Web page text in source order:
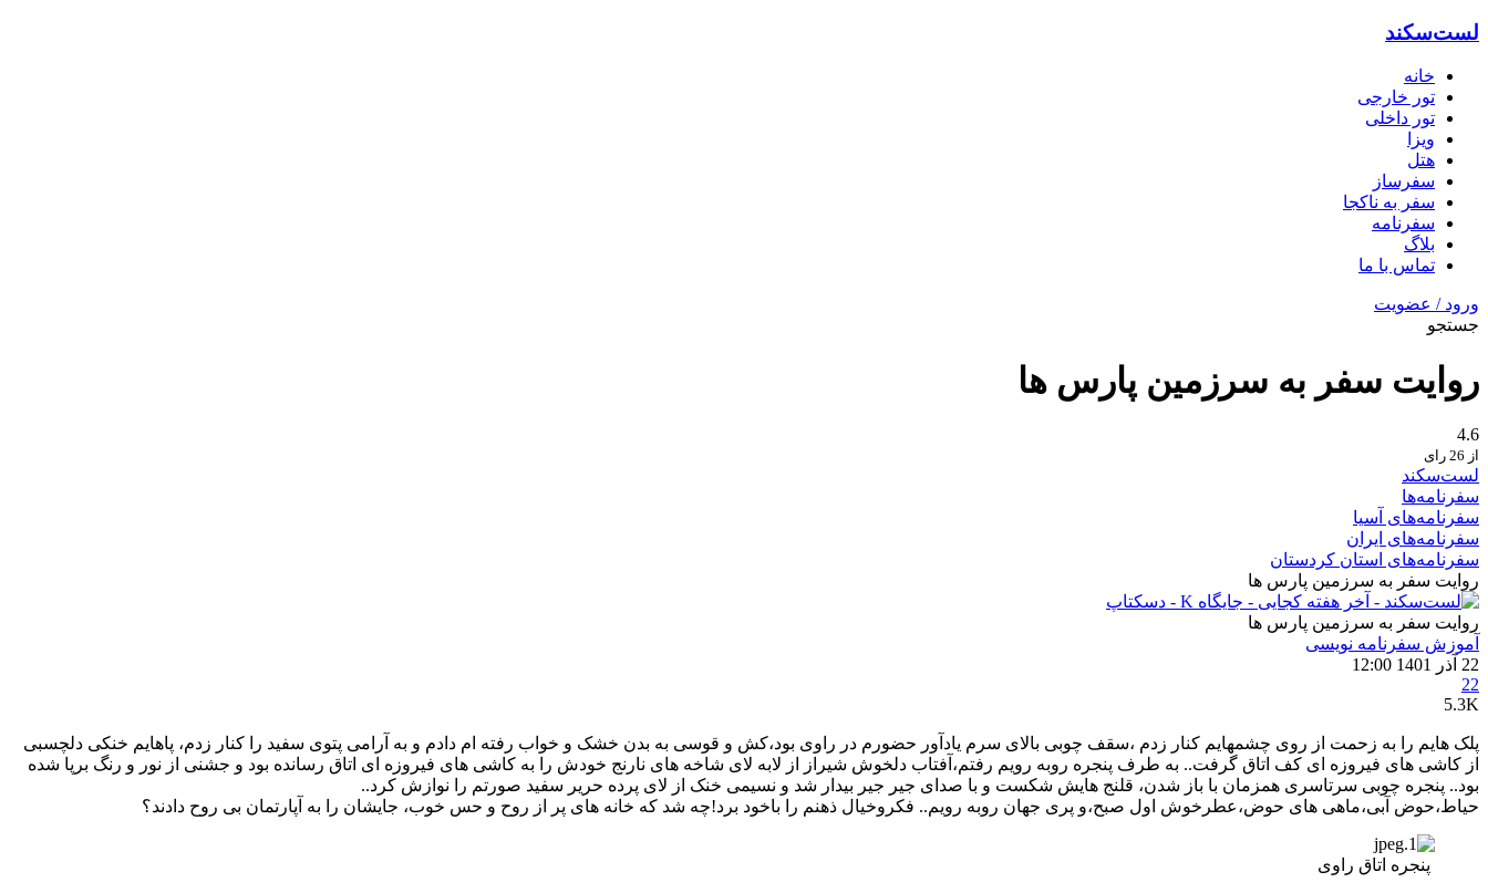
لست‌سکند
خانه
تور خارجی
تور داخلی
ویزا
هتل‌
سفرساز
سفر به ناکجا
سفرنامه
بلاگ
تماس با ما
ورود / عضویت
جستجو
روایت سفر به سرزمین پارس ها
4.6
از 26 رای
لست‌سکند
سفرنامه‌ها
سفرنامه‌های آسیا
سفرنامه‌های ایران
سفرنامه‌های استان کردستان
روایت سفر به سرزمین پارس ها
روایت سفر به سرزمین پارس ها
آموزش سفرنامه‌ نویسی
22 آذر 1401 12:00
22
5.3K
پلک هایم را به زحمت از روی چشمهایم کنار زدم ،سقف چوبی بالای سرم یادآور حضورم در راوی بود،کش و قوسی به بدن خشک و خواب رفته ام دادم و به آرامی پتوی سفید را کنار زدم، پاهایم خنکی دلچسبی
از کاشی های فیروزه ای کف اتاق گرفت.. به طرف پنجره روبه رویم رفتم،آفتاب دلخوش شیراز از لابه لای شاخه های نارنج خودش را به کاشی های فیروزه ای اتاق رسانده بود و جشنی از نور و رنگ برپا شده
بود.. پنجره چوبی سرتاسری همزمان با باز شدن، قلنج هایش شکست و با صدای جیر جیر بیدار شد و نسیمی خنک از لای پرده حریر سفید صورتم را نوازش کرد..
حیاط،حوض آبی،ماهی های حوض،عطرخوش اول صبح،و پری جهان روبه رویم.. فکروخیال ذهنم را باخود برد!چه شد که خانه های پر از روح و حس خوب، جایشان را به آپارتمان بی روح دادند؟
پنجره اتاق راوی